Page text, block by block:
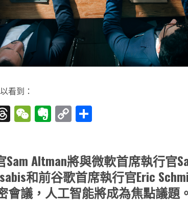
看到：
Threads
WeChat
Evernote
Copy
Sam Altman將與微軟首席執行官
和前谷歌首席執行官Eric
會議，人工智能將成為焦點議題。